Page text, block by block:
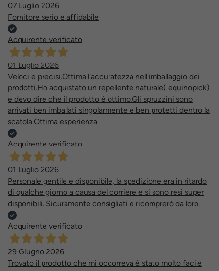
07 Luglio 2026
Fornitore serio e affidabile
Acquirente verificato
01 Luglio 2026
Veloci e precisi.Ottima l'accuratezza nell'imballaggio dei
prodotti.Ho acquistato un repellente naturale( equinopick)
e devo dire che il prodotto è ottimo.Gli spruzzini sono
arrivati ben imballati singolarmente e ben protetti dentro la
scatola.Ottima esperienza
Acquirente verificato
01 Luglio 2026
Personale gentile e disponibile, la spedizione era in ritardo
di qualche giorno a causa del corriere e si sono resi super
disponibili. Sicuramente consigliati e ricomprerò da loro.
Acquirente verificato
29 Giugno 2026
Trovato il prodotto che mi occorreva è stato molto facile